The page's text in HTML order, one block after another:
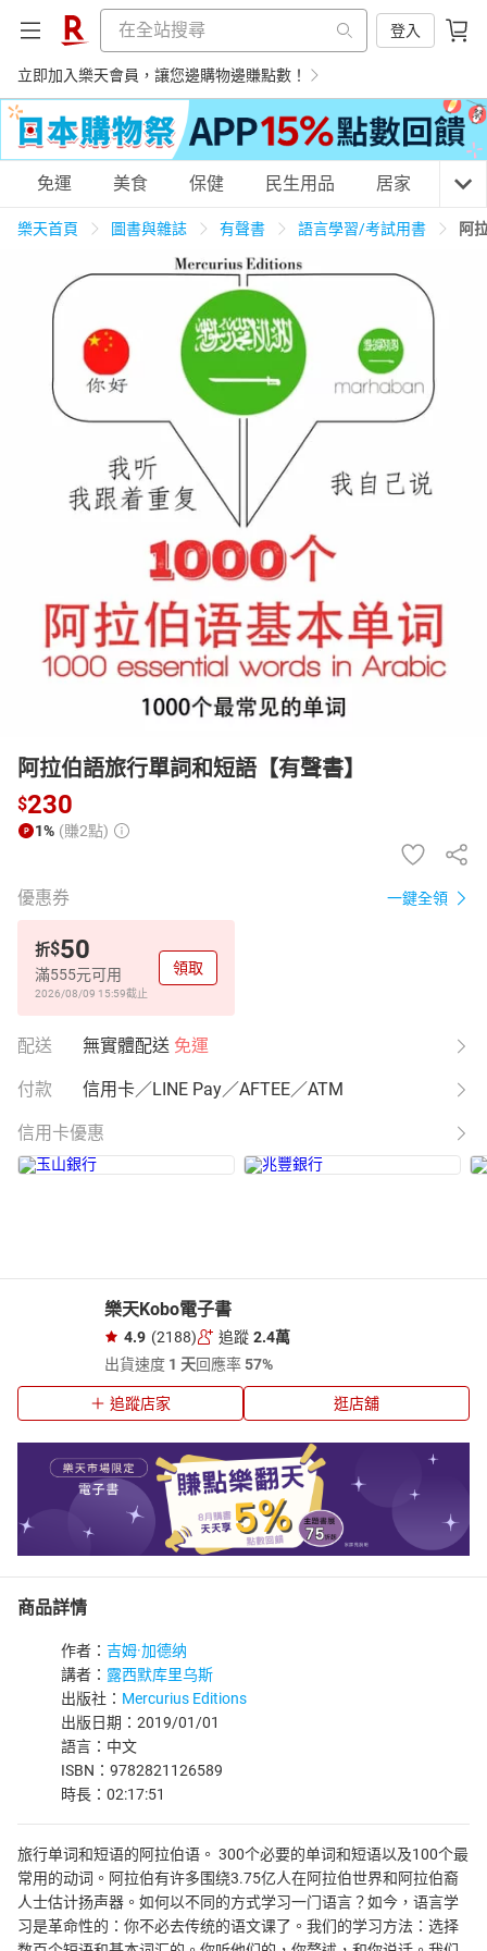
登入
立即加入樂天會員，讓您邊購物邊賺點數！
購物網分類
天天免運 美食蛋糕 養生保健 民生用品
居家生活 3C家電 運動休閒 親子玩具
男裝 化妝保養 情趣用品
電子/紙本書
HOT
免運 美食 保健 民生用品 居家 3C
樂天首頁 圖書與雜誌 有聲書 語言學習/考試用書 阿
阿拉伯語旅行單詞和短語【有聲書】
$230
1% (賺2點)
優惠券 一鍵全領
折$50
滿555元可用
2026/08/09 15:59截止
領取
配送 無實體配送 免運
付款 信用卡／LINE Pay／AFTEE／ATM
信用卡優惠
樂天Kobo電子書
4.9 (2188) 追蹤 2.4萬
出貨速度 1 天回應率57%
追蹤店家 逛店舖
商品詳情
作者： 吉姆·加德纳
講者： 露西默库里乌斯
出版社： Mercurius Editions
出版日期：2019/01/01
語言：中文
ISBN：9782821126589
時長：02:17:51
旅行单词和短语的阿拉伯语。 300个必要的单词和短语以及100个最
常用的动词。阿拉伯有许多围绕3.75亿人在阿拉伯世界和阿拉伯裔
人士估计扬声器。如何以不同的方式学习一门语言？如今，语言学
习是革命性的：你不必去传统的语文课了。我们的学习方法：选择